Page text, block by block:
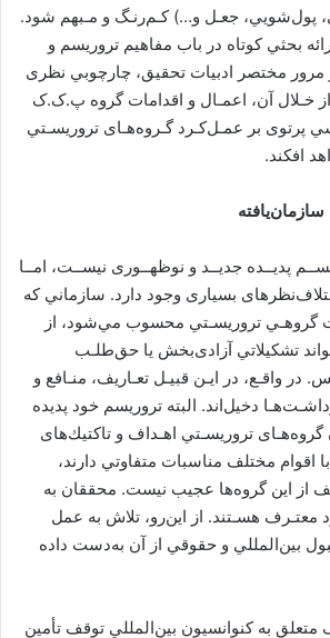
ﭘﻮلﺷﻮﻳﻲ، ﺟﻌـﻞ و…) ﻛـﻢرﻧـﮓ و ﻣـﺒﻬﻢ ﺷﻮد.
ﺑﺤﺜﻲ ﻛﻮﺗﺎه در ﺑﺎب ﻣﻔﺎﻫﻴﻢ ﺗﺮورﻳﺴﻢ و
ﻣﺮور ﻣﺨﺘﺼﺮ ادﺑﻴﺎت ﺗﺤﻘﻴﻖ، ﭼﺎرﭼﻮﺑﻲ ﻧﻈﺮی
از ﺧـﻼل آن، اﻋﻤـﺎل و اﻗﺪاﻣﺎت ﮔﺮوه پ.ک.ک
ﭘﺮﺗﻮی ﺑﺮ ﻋﻤـﻞﻛـﺮد ﮔـﺮوهﻫـﺎی ﺗﺮورﻳﺴـﺘﻲ
اﻓﻜﻨﺪ.
ﭘﺪﻳــﺪه ﺟﺪﻳــﺪ و ﻧﻮﻇﻬــﻮری ﻧﻴﺴــﺖ، اﻣــﺎ
ﺑﺴﻴﺎری وﺟﻮد دارد. ﺳﺎزﻣﺎﻧﻲ ﻛﻪ
ﮔﺮوﻫـﻲ ﺗﺮورﻳﺴـﺘﻲ ﻣﺤﺴﻮب ﻣﻲﺷﻮد، از
ﺗﺸﻜﻴﻼﺗﻲ آزادیﺑﺨﺶ ﻳﺎ ﺣﻖﻃﻠـﺐ
واﻗـﻊ، در اﻳـﻦ ﻗﺒﻴـﻞ ﺗﻌـﺎرﻳﻒ، ﻣﻨـﺎﻓﻊ و
دﺧﻴﻞاﻧﺪ. اﻟﺒﺘﻪ ﺗﺮورﻳﺴﻢ ﺧﻮد ﭘﺪﻳﺪه
ﺗﺮورﻳﺴـﺘﻲ اﻫـﺪاف و ﺗﺎﻛﺘﻴﻚﻫﺎی
ﺑﺎ اﻗﻮام ﻣﺨﺘﻠﻒ ﻣﻨﺎﺳﺒﺎت ﻣﺘﻔﺎوﺗﻲ دارﻧﺪ،
از اﻳﻦ ﮔﺮوهﻫﺎ ﻋﺠﻴﺐ ﻧﻴﺴﺖ. ﻣﺤﻘﻘﺎن ﺑﻪ
ﻣﻌﺘـﺮف ﻫﺴـﺘﻨﺪ. از اﻳﻦرو، ﺗﻼش ﺑﻪ ﻋﻤﻞ
ﺑﻴﻦاﻟﻤﻠﻠﻲ و ﺣﻘﻮﻗﻲ از آن ﺑﻪدﺳﺖ داده
ﻣﺘﻌﻠﻖ ﺑﻪ ﻛﻨﻮاﻧﺴﻴﻮن ﺑﻴﻦاﻟﻤﻠﻠﻲ ﺗﻮﻗﻒ ﺗﺄﻣﻴﻦ